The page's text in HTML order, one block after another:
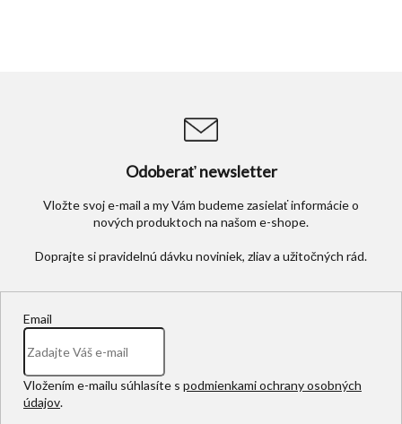
Odoberať newsletter
Vložte svoj e-mail a my Vám budeme zasielať informácie o
nových produktoch na našom e-shope.
Email
Vložením e-mailu súhlasíte s podmienkami ochrany osobných
údajov.